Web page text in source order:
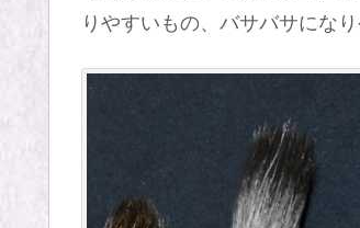
りやすいもの、バサバサになり